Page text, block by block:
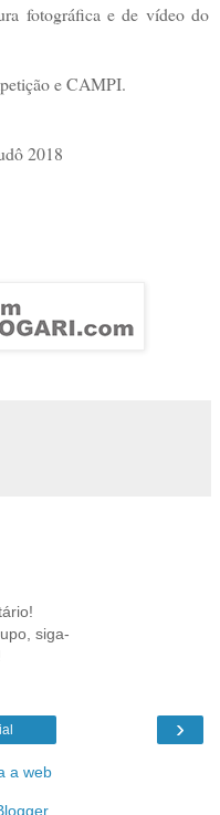
fotográfica e de vídeo do
e CAMPI.
2018
siga-
›
a web
.